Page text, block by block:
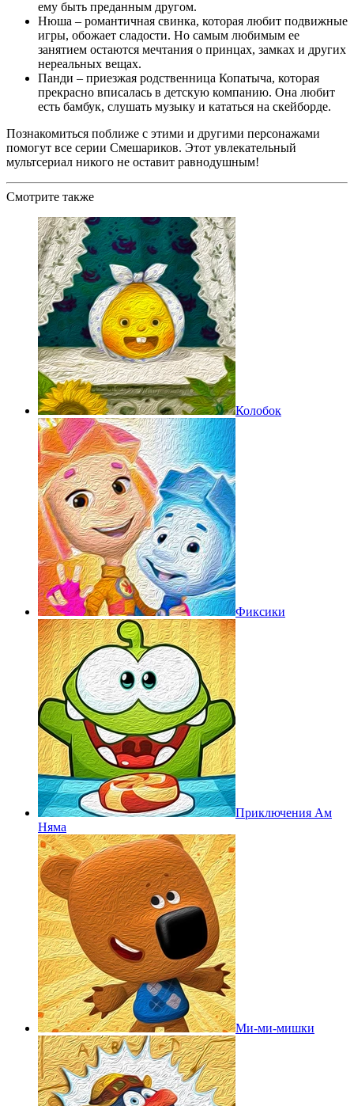
ему быть преданным другом.
Нюша – романтичная свинка, которая любит подвижные
игры, обожает сладости. Но самым любимым ее
занятием остаются мечтания о принцах, замках и других
нереальных вещах.
Панди – приезжая родственница Копатыча, которая
прекрасно вписалась в детскую компанию. Она любит
есть бамбук, слушать музыку и кататься на скейборде.
Познакомиться поближе с этими и другими персонажами
помогут все серии Смешариков. Этот увлекательный
мультсериал никого не оставит равнодушным!
Смотрите также
Колобок
Фиксики
Приключения Ам
Няма
Ми-ми-мишки